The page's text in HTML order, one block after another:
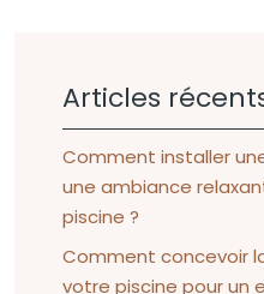
Articles
Comment installer
une ambiance
piscine ?
Comment concevoir
votre piscine pour un